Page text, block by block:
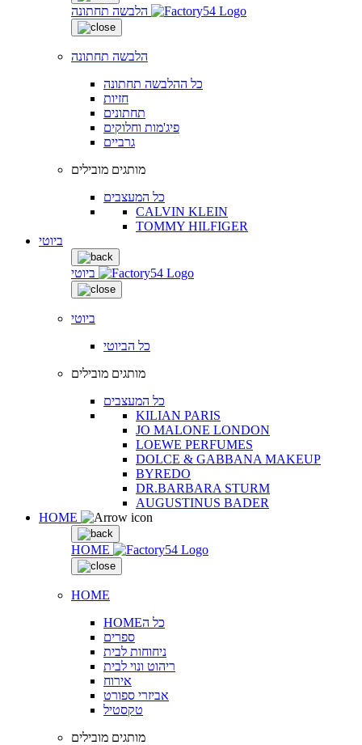
הלבשה תחתונה
הלבשה תחתונה
כל ההלבשה תחתונה
חזיות
תחתונים
פיג'מות וחלוקים
גרביים
מותגים מובילים
כל המעצבים
CALVIN KLEIN
TOMMY HILFIGER
ביוטי
ביוטי
ביוטי
כל הביוטי
מותגים מובילים
כל המעצבים
KILIAN PARIS
JO MALONE LONDON
LOEWE PERFUMES
DOLCE & GABBANA MAKEUP
BYREDO
DR.BARBARA STURM
AUGUSTINUS BADER
HOME
HOME
HOME
HOMEכל ה
ספרים
ניחוחות לבית
ריהוט ונוי לבית
אירוח
אביזרי ספורט
טקסטיל
מותגים מובילים